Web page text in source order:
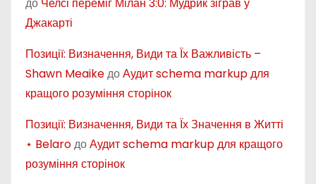
Джакарті
Позиції: Визначення, Види та Їх Важливість –
Shawn MeaikeдоАудит schema markup для
кращого розуміння сторінок
Позиції: Визначення, Види та Їх Значення в Житті
⋆ BelaroдоАудит schema markup для кращого
розуміння сторінок